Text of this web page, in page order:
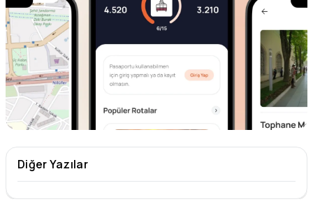
Diğer Yazılar